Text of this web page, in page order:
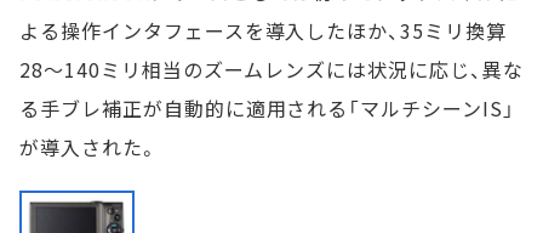
よる操作インタフェースを導入したほか、35ミリ換算
28～140ミリ相当のズームレンズには状況に応じ、異な
る手ブレ補正が自動的に適用される「マルチシーンIS」
が導入された。